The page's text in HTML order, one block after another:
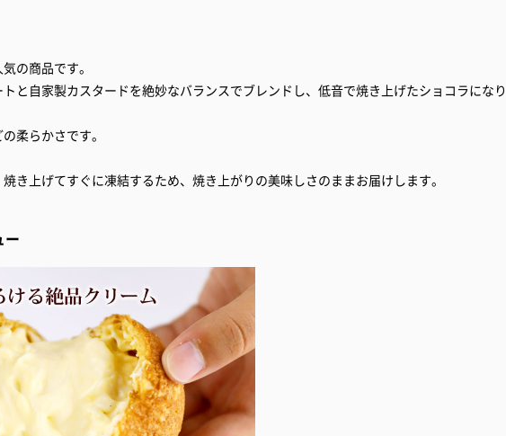
の商品です。
と自家製カスタードを絶妙なバランスでブレンドし、低音で焼き上げたショコラになり
柔らかさです。
き上げてすぐに凍結するため、焼き上がりの美味しさのままお届けします。
ー